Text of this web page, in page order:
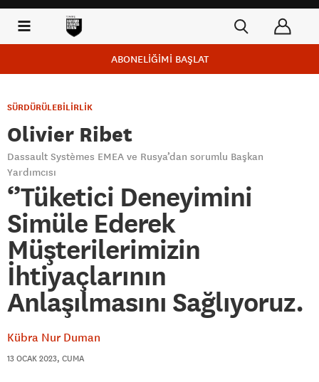
ABONELİĞİMİ BAŞLAT
SÜRDÜRÜLEBİLİRLİK
Olivier Ribet
Dassault Systèmes EMEA ve Rusya’dan sorumlu Başkan
Yardımcısı
‘’Tüketici Deneyimini
Simüle Ederek
Müşterilerimizin
İhtiyaçlarının
Anlaşılmasını Sağlıyoruz.
Kübra Nur Duman
13 OCAK 2023, CUMA